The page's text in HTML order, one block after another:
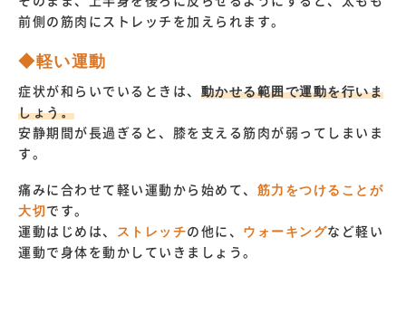
前側の筋肉にストレッチを加えられます。
◆軽い運動
症状が和らいでいるときは、 動かせる範囲で運動を行いま
しょう。
安静期間が長過ぎると、膝を支える筋肉が弱ってしまいま
す。
痛みに合わせて軽い運動から始めて、 筋力をつけることが
大切 です。
運動はじめは、
ストレッチの他に、 ウォーキングなど軽い
運動で身体を動かしていきましょう。